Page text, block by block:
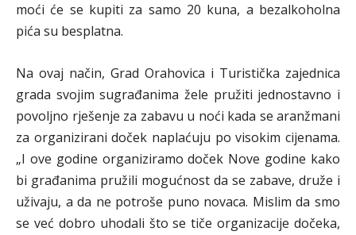
moći će se kupiti za samo 20 kuna, a bezalkoholna
pića su besplatna.
Na ovaj način, Grad Orahovica i Turistička zajednica
grada svojim sugrađanima žele pružiti jednostavno i
povoljno rješenje za zabavu u noći kada se aranžmani
za organizirani doček naplaćuju po visokim cijenama.
„I ove godine organiziramo doček Nove godine kako
bi građanima pružili mogućnost da se zabave, druže i
uživaju, a da ne potroše puno novaca. Mislim da smo
se već dobro uhodali što se tiče organizacije dočeka,